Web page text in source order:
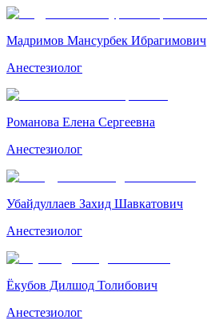
Мадримов Мансурбек Ибрагимович
Анестезиолог
Романова Елена Сергеевна
Анестезиолог
Убайдуллаев Захид Шавкатович
Анестезиолог
Ёкубов Дилшод Толибович
Анестезиолог